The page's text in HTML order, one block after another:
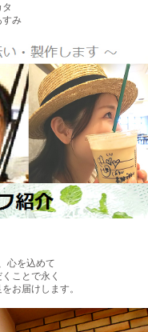
み
心を込めて
ことで永く
お届けします。